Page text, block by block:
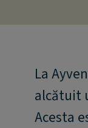
La
alcătuit
Acesta